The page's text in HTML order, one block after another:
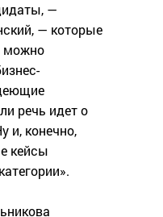
—
— которые
можно
речь идет о
и, конечно,
кейсы